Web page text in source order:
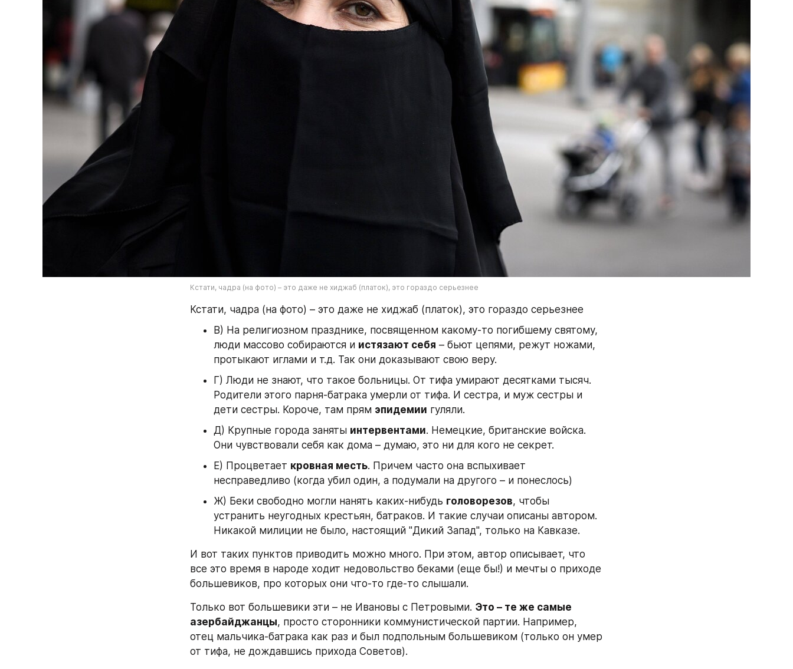
Кстати, чадра (на фото) – это даже не хиджаб (платок), это гораздо серьезнее
Кстати, чадра (на фото) – это даже не хиджаб (платок), это гораздо серьезнее
В) На религиозном празднике, посвященном какому-то погибшему святому,
люди массово собираются и истязают себя – бьют цепями, режут ножами,
протыкают иглами и т.д. Так они доказывают свою веру.
Г) Люди не знают, что такое больницы. От тифа умирают десятками тысяч.
Родители этого парня-батрака умерли от тифа. И сестра, и муж сестры и
дети сестры. Короче, там прям эпидемии гуляли.
Д) Крупные города заняты интервентами. Немецкие, британские войска.
Они чувствовали себя как дома – думаю, это ни для кого не секрет.
Е) Процветает кровная месть. Причем часто она вспыхивает
несправедливо (когда убил один, а подумали на другого – и понеслось)
Ж) Беки свободно могли нанять каких-нибудь головорезов, чтобы
устранить неугодных крестьян, батраков. И такие случаи описаны автором.
Никакой милиции не было, настоящий "Дикий Запад", только на Кавказе.
И вот таких пунктов приводить можно много. При этом, автор описывает, что
все это время в народе ходит недовольство беками (еще бы!) и мечты о приходе
большевиков, про которых они что-то где-то слышали.
Только вот большевики эти – не Ивановы с Петровыми. Это – те же самые
азербайджанцы, просто сторонники коммунистической партии. Например,
отец мальчика-батрака как раз и был подпольным большевиком (только он умер
от тифа, не дождавшись прихода Советов).